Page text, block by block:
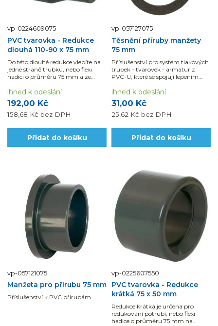
vp-0224609075
PVC tvarovka - Redukce
dlouhá 110-90 x 75 mm
Do této dlouhé redukce vlepíte na
jedné straně trubku, nebo flexi
hadici o průměru 75 mm a ze
192,00 Kč
158,68 Kč bez DPH
ihned k odeslání
Přidat do košíku
vp-057127075
Těsnění příruby manžety
75 mm
Příslušenství pro systém tlakových
trubek - tvarovek - armatur z
PVC-U, které se spojují lepením
31,00 Kč
25,62 Kč bez DPH
ihned k odeslání
Přidat do košíku
vp-057121075
Manžeta pro přírubu 75 mm
Příslušenství k PVC přírubám.
vp-0225607550
PVC tvarovka - Redukce
krátká 75 x 50 mm
Redukce krátká je určena pro
redukování potrubí, nebo flexi
hadice o průměru 75 mm na